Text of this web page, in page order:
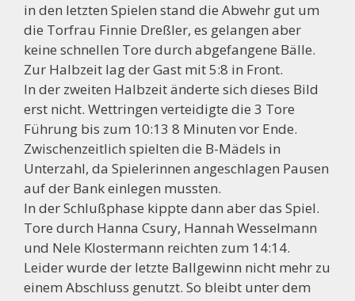
in den letzten Spielen stand die Abwehr gut um
die Torfrau Finnie Dreßler, es gelangen aber
keine schnellen Tore durch abgefangene Bälle.
Zur Halbzeit lag der Gast mit 5:8 in Front.
In der zweiten Halbzeit änderte sich dieses Bild
erst nicht. Wettringen verteidigte die 3 Tore
Führung bis zum 10:13 8 Minuten vor Ende.
Zwischenzeitlich spielten die B-Mädels in
Unterzahl, da Spielerinnen angeschlagen Pausen
auf der Bank einlegen mussten.
In der Schlußphase kippte dann aber das Spiel.
Tore durch Hanna Csury, Hannah Wesselmann
und Nele Klostermann reichten zum 14:14.
Leider wurde der letzte Ballgewinn nicht mehr zu
einem Abschluss genutzt. So bleibt unter dem